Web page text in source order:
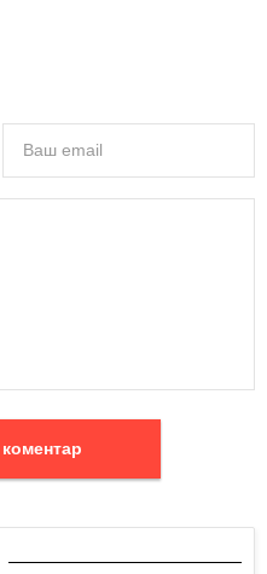
Залишити коментар